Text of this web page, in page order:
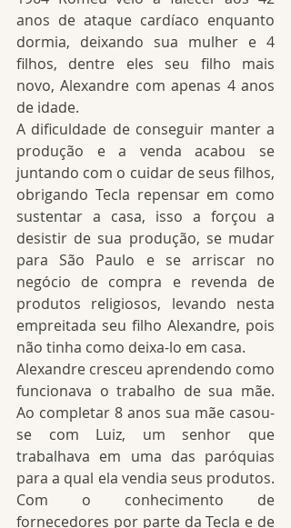
anos de ataque cardíaco enquanto
dormia, deixando sua mulher e 4
filhos, dentre eles seu filho mais
novo, Alexandre com apenas 4 anos
de idade.
A dificuldade de conseguir manter a
produção e a venda acabou se
juntando com o cuidar de seus filhos,
obrigando Tecla repensar em como
sustentar a casa, isso a forçou a
desistir de sua produção, se mudar
para São Paulo e se arriscar no
negócio de compra e revenda de
produtos religiosos, levando nesta
empreitada seu filho Alexandre, pois
não tinha como deixa-lo em casa.
Alexandre cresceu aprendendo como
funcionava o trabalho de sua mãe.
Ao completar 8 anos sua mãe casou-
se com Luiz, um senhor que
trabalhava em uma das paróquias
para a qual ela vendia seus produtos.
Com o conhecimento de
fornecedores por parte da Tecla e de